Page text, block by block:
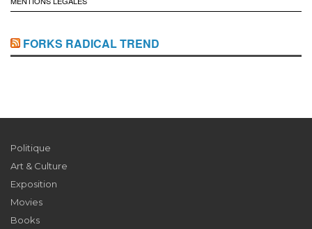
FORKS RADICAL TREND
Politique
Art & Culture
Exposition
Movies
Books